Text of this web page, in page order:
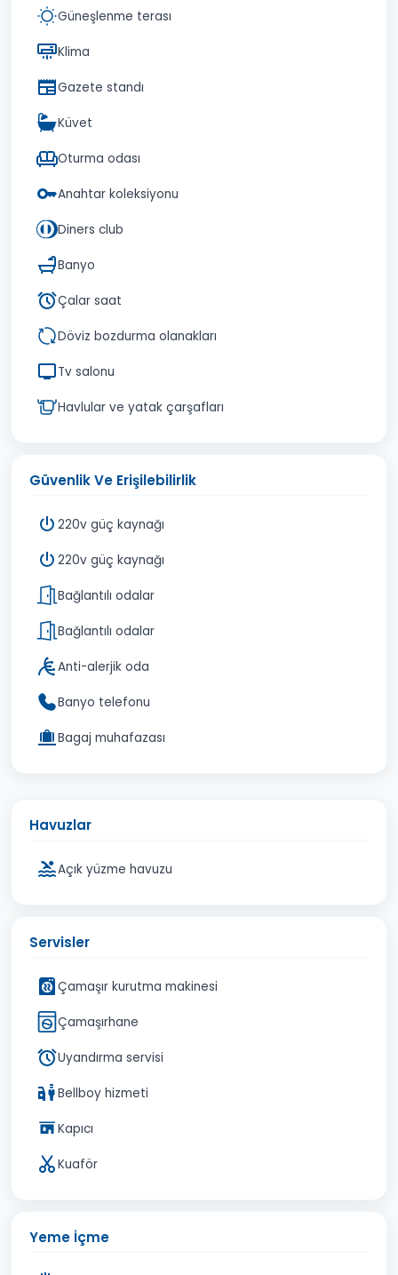
Güneşlenme terası
Klima
Gazete standı
Küvet
Oturma odası
Anahtar koleksiyonu
Diners club
Banyo
Çalar saat
Döviz bozdurma olanakları
Tv salonu
Havlular ve yatak çarşafları
Güvenlik Ve Erişilebilirlik
220v güç kaynağı
220v güç kaynağı
Bağlantılı odalar
Bağlantılı odalar
Anti-alerjik oda
Banyo telefonu
Bagaj muhafazası
Havuzlar
Açık yüzme havuzu
Servisler
Çamaşır kurutma makinesi
Çamaşırhane
Uyandırma servisi
Bellboy hizmeti
Kapıcı
Kuaför
Yeme İçme